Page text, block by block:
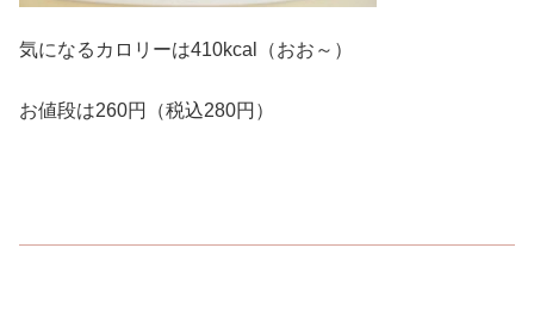
気になるカロリーは410kcal（おお～）
お値段は260円（税込280円）